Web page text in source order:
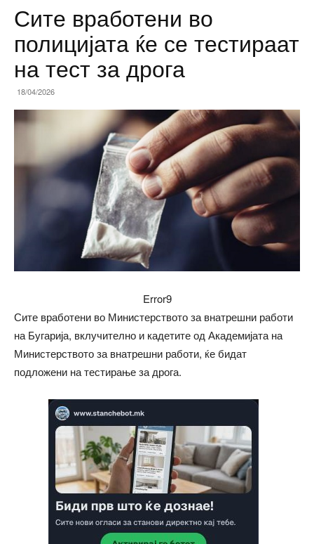
Сите вработени во
полицијата ќе се тестираат
на тест за дрога
18/04/2026
Error9
Сите вработени во Министерството за внатрешни работи
на Бугарија, вклучително и кадетите од Академијата на
Министерството за внатрешни работи, ќе бидат
подложени на тестирање за дрога.